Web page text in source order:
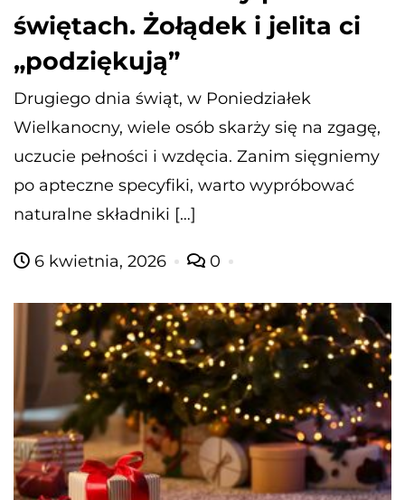
świętach. Żołądek i jelita ci
„podziękują”
Drugiego dnia świąt, w Poniedziałek
Wielkanocny, wiele osób skarży się na zgagę,
uczucie pełności i wzdęcia. Zanim sięgniemy
po apteczne specyfiki, warto wypróbować
naturalne składniki […]
6 kwietnia, 2026 0